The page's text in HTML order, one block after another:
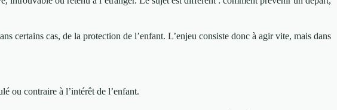
certains cas, de la protection de l’enfant. L’enjeu consiste donc à agir vite, mais dans
ou contraire à l’intérêt de l’enfant.